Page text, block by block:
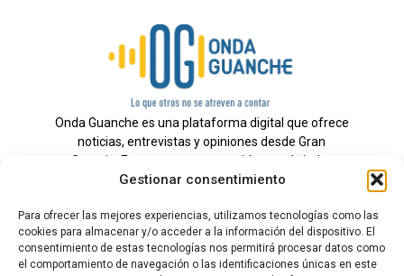
Gestionar consentimiento
Para ofrecer las mejores experiencias, utilizamos tecnologías como las
cookies para almacenar y/o acceder a la información del dispositivo. El
consentimiento de estas tecnologías nos permitirá procesar datos como
el comportamiento de navegación o las identificaciones únicas en este
Onda Guanche es una plataforma digital que ofrece
noticias, entrevistas y opiniones desde Gran
Canaria. Estamos comprometidos con brindar
información veraz y un periodismo independiente a